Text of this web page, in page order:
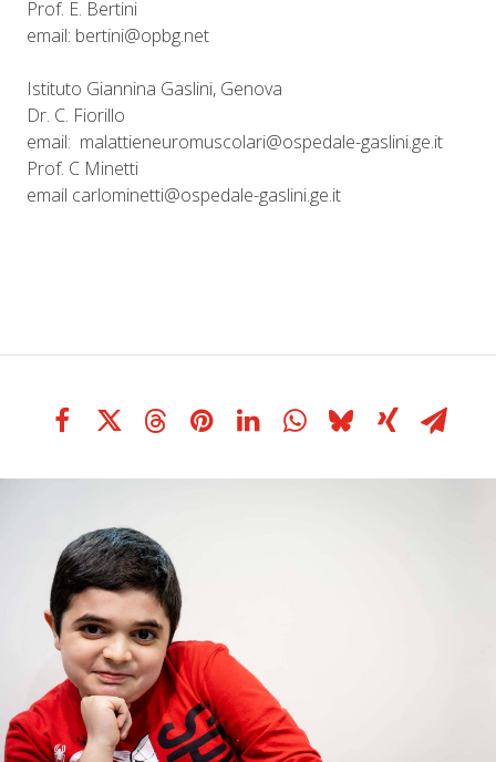
Prof. E. Bertini
email: bertini@opbg.net
Istituto Giannina Gaslini, Genova
Dr. C. Fiorillo
email: malattieneuromuscolari@ospedale-gaslini.ge.it
Prof. C Minetti
email carlominetti@ospedale-gaslini.ge.it